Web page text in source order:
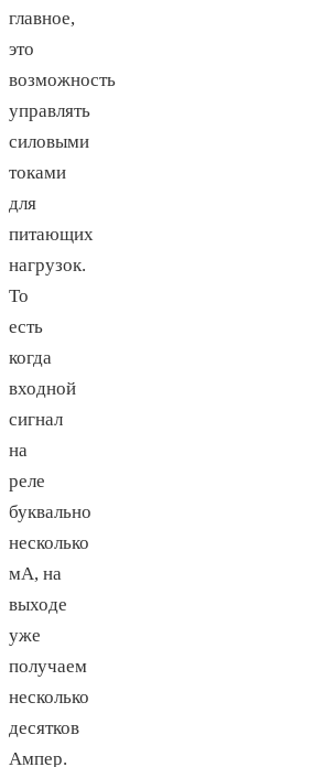
главное,
это
возможность
управлять
силовыми
токами
для
питающих
нагрузок.
То
есть
когда
входной
сигнал
на
реле
буквально
несколько
мА, на
выходе
уже
получаем
несколько
десятков
Ампер.